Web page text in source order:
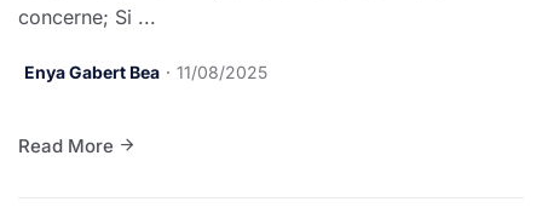
concerne; Si ...
Enya Gabert Bea 11/08/2025
Read More